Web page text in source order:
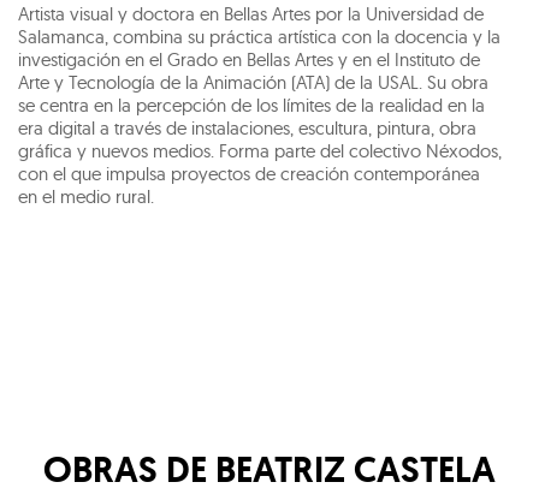
Artista visual y doctora en Bellas Artes por la Universidad de
Salamanca, combina su práctica artística con la docencia y la
investigación en el Grado en Bellas Artes y en el Instituto de
Arte y Tecnología de la Animación (ATA) de la USAL. Su obra
se centra en la percepción de los límites de la realidad en la
era digital a través de instalaciones, escultura, pintura, obra
gráfica y nuevos medios. Forma parte del colectivo Néxodos,
con el que impulsa proyectos de creación contemporánea
en el medio rural.
OBRAS DE BEATRIZ CASTELA